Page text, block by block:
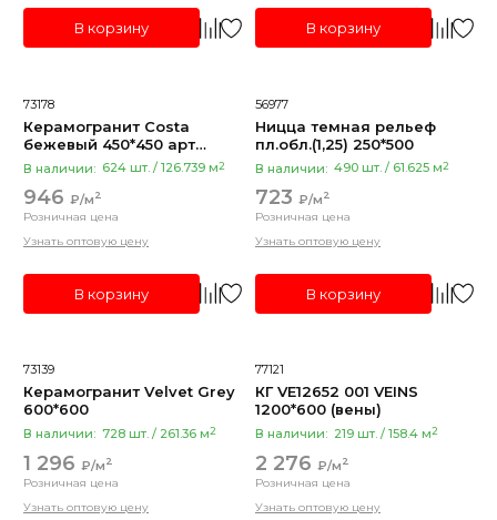
Иран
Испания
Цвет
розовый
сиреневый
красный
Показать все
Коллекция
Gatsby
enerdgy ng02 неполир
Andrea
Oriental
В корзину В корзину
73178
Керамогранит Costa
бежевый 450*450 арт
731562
В наличии: 624 шт. / 126.739 м2
946 ₽/м2
Розничная цена
Узнать оптовую цену
В корзину
56977
Ницца темная рельеф
пл.обл.(1,25) 250*500
В наличии: 490 шт. / 61.625 м2
723 ₽/м2
Розничная цена
Узнать оптовую цену
В корзину
73139
Керамогранит Velvet Grey
600*600
В наличии: 728 шт. / 261.36 м2
1 296 ₽/м2
Розничная цена
Узнать оптовую цену
77121
КГ VE12652 001 VEINS
1200*600 (вены)
В наличии: 219 шт. / 158.4 м2
2 276 ₽/м2
Розничная цена
Узнать оптовую цену